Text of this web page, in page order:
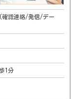
確認連絡/発信/デー
1分